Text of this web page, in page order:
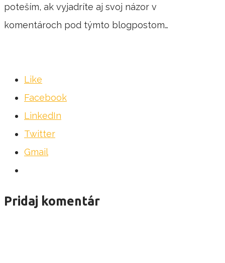
poteším, ak vyjadríte aj svoj názor v
komentároch pod týmto blogpostom…
Like
Facebook
LinkedIn
Twitter
Gmail
Pridaj komentár